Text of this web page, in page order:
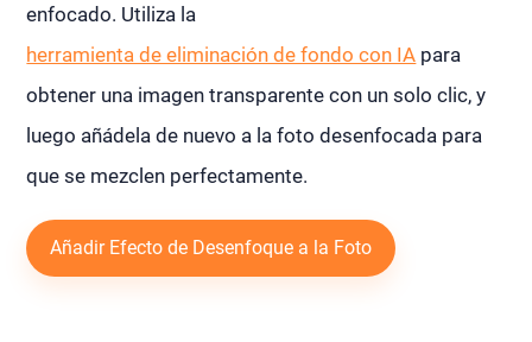
enfocado. Utiliza la
herramienta de eliminación de fondo con IA para
obtener una imagen transparente con un solo clic, y
luego añádela de nuevo a la foto desenfocada para
que se mezclen perfectamente.
Añadir Efecto de Desenfoque a la Foto